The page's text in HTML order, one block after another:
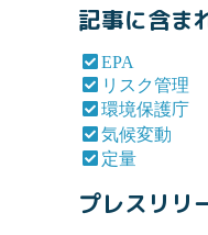
記事に含ま
EPA
リスク管理
環境保護庁
気候変動
定量
プレスリリ